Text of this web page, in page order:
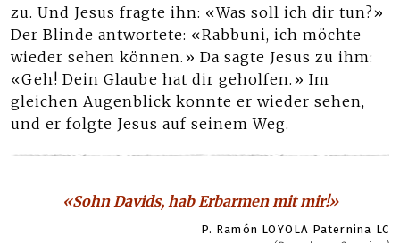
zu. Und Jesus fragte ihn: «Was soll ich dir tun?»
Der Blinde antwortete: «Rabbuni, ich möchte
wieder sehen können.» Da sagte Jesus zu ihm:
«Geh! Dein Glaube hat dir geholfen.» Im
gleichen Augenblick konnte er wieder sehen,
und er folgte Jesus auf seinem Weg.
«Sohn Davids, hab Erbarmen mit mir!»
P. Ramón LOYOLA Paternina LC